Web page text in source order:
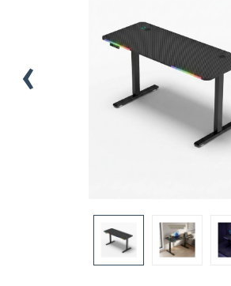
‹